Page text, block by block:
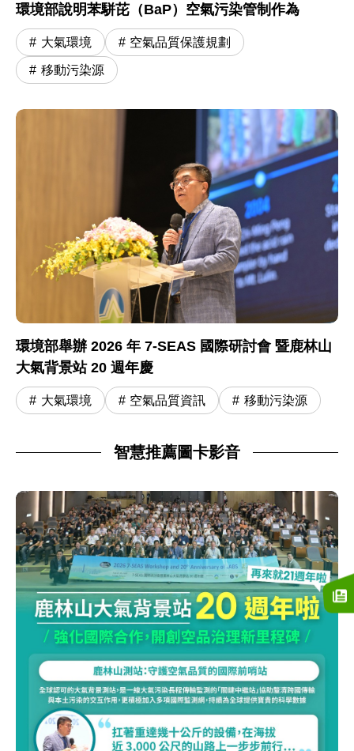
環境部說明苯駢芘（BaP）空氣污染管制作為
大氣環境 空氣品質保護規劃
移動污染源
環境部舉辦 2026 年 7-SEAS 國際研討會 暨鹿林山
大氣背景站 20 週年慶
大氣環境 空氣品質資訊 移動污染源
智慧推薦圖卡影音